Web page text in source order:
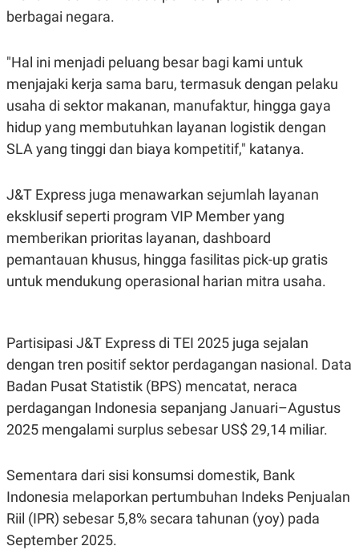
A
A
T
A
A
G
K
O
N
A
V
L
I
P
U
JARINGAN
O
A
C
D
M
Y
R
E
L
A
E
.
L
N
G
G
A
N
K
N
E
R
J
A
berbagai negara.
"Hal ini menjadi peluang besar bagi kami untuk
menjajaki kerja sama baru, termasuk dengan pelaku
usaha di sektor makanan, manufaktur, hingga gaya
hidup yang membutuhkan layanan logistik dengan
SLA yang tinggi dan biaya kompetitif," katanya.
J&T Express juga menawarkan sejumlah layanan
eksklusif seperti program VIP Member yang
memberikan prioritas layanan, dashboard
pemantauan khusus, hingga fasilitas pick-up gratis
untuk mendukung operasional harian mitra usaha.
Partisipasi J&T Express di TEI 2025 juga sejalan
dengan tren positif sektor perdagangan nasional. Data
Badan Pusat Statistik (BPS) mencatat, neraca
perdagangan Indonesia sepanjang Januari–Agustus
2025 mengalami surplus sebesar US$ 29,14 miliar.
Sementara dari sisi konsumsi domestik, Bank
Indonesia melaporkan pertumbuhan Indeks Penjualan
Riil (IPR) sebesar 5,8% secara tahunan (yoy) pada
September 2025.